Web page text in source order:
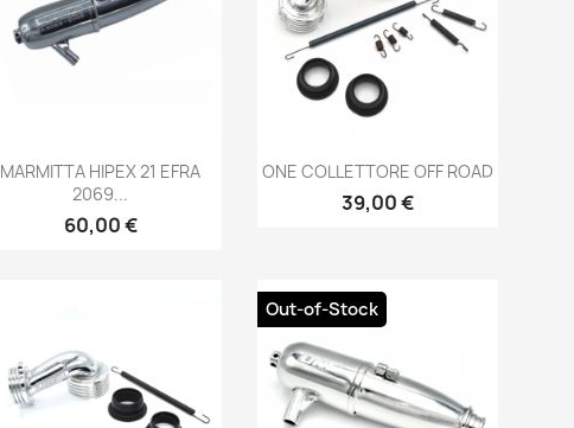
Anteprima
MARMITTA HIPEX 21 EFRA
2069...
Prezzo
60,00 €
 Anteprima
ONE COLLETTORE OFF ROAD
Prezzo
39,00 €
Out-of-Stock